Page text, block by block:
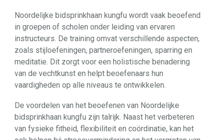
Noordelijke bidsprinkhaan kungfu wordt vaak beoefend
in groepen of scholen onder leiding van ervaren
instructeurs. De training omvat verschillende aspecten,
zoals stijloefeningen, partneroefeningen, sparring en
meditatie. Dit zorgt voor een holistische benadering
van de vechtkunst en helpt beoefenaars hun
vaardigheden op alle niveaus te ontwikkelen.
De voordelen van het beoefenen van Noordelijke
bidsprinkhaan kungfu zijn talrijk. Naast het verbeteren
van fysieke fitheid, flexibiliteit en coördinatie, kan het